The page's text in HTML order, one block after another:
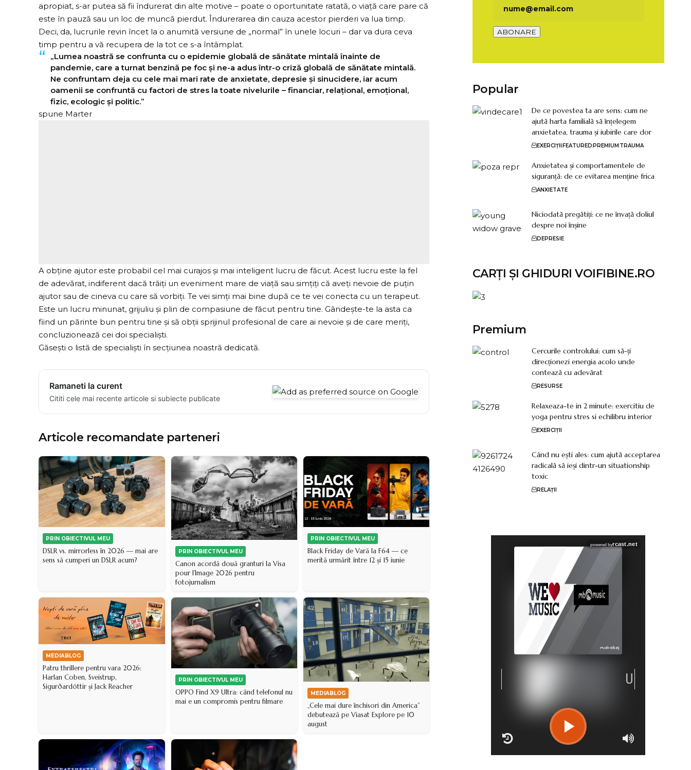
apropiat, s-ar putea să fii îndurerat din alte motive – poate o oportunitate ratată, o viață care pare că
este în pauză sau un loc de muncă pierdut. Îndurerarea din cauza acestor pierderi va lua timp.
Deci, da, lucrurile revin încet la o anumită versiune de „normal” în unele locuri – dar va dura ceva
timp pentru a vă recupera de la tot ce s-a întâmplat.
„Lumea noastră se confrunta cu o epidemie globală de sănătate mintală înainte de
pandemie, care a turnat benzină pe foc și ne-a adus într-o criză globală de sănătate mintală.
Ne confruntam deja cu cele mai mari rate de anxietate, depresie și sinucidere, iar acum
oamenii se confruntă cu factori de stres la toate nivelurile – financiar, relațional, emoțional,
fizic, ecologic și politic.”
spune Marter
A obține ajutor este probabil cel mai curajos și mai inteligent lucru de făcut. Acest lucru este la fel
de adevărat, indiferent dacă trăiți un eveniment mare de viață sau simțiți că aveți nevoie de puțin
ajutor sau de cineva cu care să vorbiți. Te vei simți mai bine după ce te vei conecta cu un terapeut.
Este un lucru minunat, grijuliu și plin de compasiune de făcut pentru tine. Gândește-te la asta ca
fiind un părinte bun pentru tine și să obții sprijinul profesional de care ai nevoie și de care meriți,
concluzionează cei doi specialiști.
Găsești o listă de specialiști însecțiunea noastră dedicată.
Ramaneti la curent
Cititi cele mai recente articole si subiecte publicate
Articole recomandate parteneri
PRIN OBIECTIVUL MEU
DSLR vs. mirrorless în 2026 — mai are
sens să cumperi un DSLR acum?
PRIN OBIECTIVUL MEU
Canon acordă două granturi la Visa
pour l’Image 2026 pentru
fotojurnalism
PRIN OBIECTIVUL MEU
Black Friday de Vară la F64 — ce
merită urmărit între 12 și 15 iunie
MEDIABLOG
Patru thrillere pentru vara 2026:
Harlan Coben, Sveistrup,
Sigurðardóttir și Jack Reacher
PRIN OBIECTIVUL MEU
OPPO Find X9 Ultra: când telefonul nu
mai e un compromis pentru filmare
MEDIABLOG
„Cele mai dure închisori din America”
debutează pe Viasat Explore pe 10
august
Popular
De ce povestea ta are sens: cum ne
ajută harta familială să înțelegem
anxietatea, trauma și iubirile care dor
EXERCIȚIIFEATUREDPREMIUMTRAUMA
Anxietatea și comportamentele de
siguranță: de ce evitarea menține frica
ANXIETATE
Niciodată pregătiți: ce ne învață doliul
despre noi înșine
DEPRESIE
CARȚI ȘI GHIDURI VOIFIBINE.RO
Premium
Cercurile controlului: cum să-ți
direcționezi energia acolo unde
contează cu adevărat
RESURSE
Relaxeaza-te in 2 minute: exercitiu de
yoga pentru stres si echilibru interior
EXERCIȚII
Când nu ești ales: cum ajută acceptarea
radicală să ieși dintr-un situationship
toxic
RELAȚII